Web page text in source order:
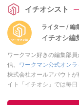
イチオシスト
ライター / 編
イチオシ編
ワークマン好きの編集部
信。 ワークマン公式オンラ
株式会社オールアバウト
イト「イチオシ」では毎日